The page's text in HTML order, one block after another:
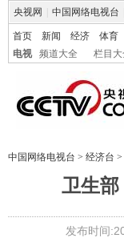
央视网 中国网络电视台
首页 新闻 经济 体育
电视
频道大全 栏目大
中国网络电视台 > 经济台 >
卫生部
发布时间